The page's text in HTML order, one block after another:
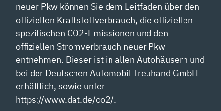
neuer Pkw können Sie dem Leitfaden über den
offiziellen Kraftstoffverbrauch, die offiziellen
spezifischen CO2-Emissionen und den
offiziellen Stromverbrauch neuer Pkw
entnehmen. Dieser ist in allen Autohäusern und
bei der Deutschen Automobil Treuhand GmbH
erhältlich, sowie unter
https://www.dat.de/co2/.